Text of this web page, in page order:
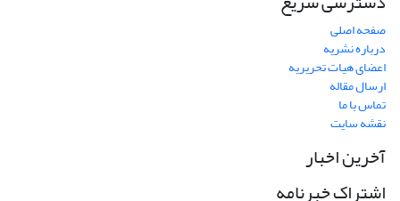
صفحه اصلی
درباره نشریه
اعضای هیات تحریریه
ارسال مقاله
تماس با ما
نقشه سایت
آخرین اخبار
اشتراک خبرنامه